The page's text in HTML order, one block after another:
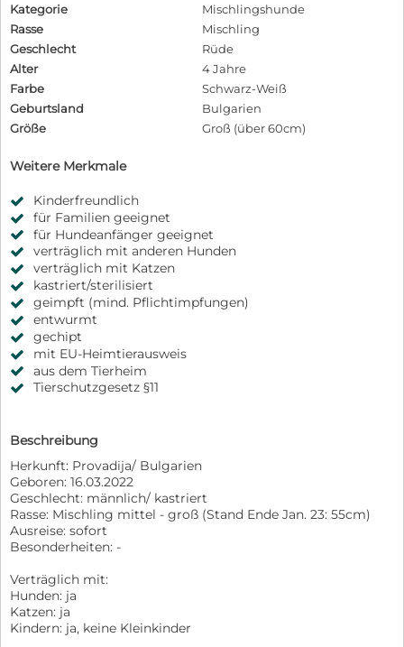
Kategorie
Mischlingshunde
Rasse
Mischling
Geschlecht
Rüde
Alter
4 Jahre
Farbe
Schwarz-Weiß
Geburtsland
Bulgarien
Größe
Groß (über 60cm)
Weitere Merkmale
Kinderfreundlich
für Familien geeignet
für Hundeanfänger geeignet
verträglich mit anderen Hunden
verträglich mit Katzen
kastriert/sterilisiert
geimpft (mind. Pflichtimpfungen)
entwurmt
gechipt
mit EU-Heimtierausweis
aus dem Tierheim
Tierschutzgesetz §11
Beschreibung
Herkunft: Provadija/ Bulgarien
Geboren: 16.03.2022
Geschlecht: männlich/ kastriert
Rasse: Mischling mittel - groß (Stand Ende Jan. 23: 55cm)
Ausreise: sofort
Besonderheiten: -
Verträglich mit:
Hunden: ja
Katzen: ja
Kindern: ja, keine Kleinkinder